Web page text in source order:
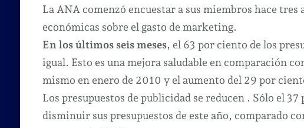
y
La ANA comenzó encuestar a sus miembros hace
económicas sobre el gasto de marketing.
En los últimos seis meses, el 63 por ciento de los
igual. Esto es una mejora saludable en comparación
mismo en enero de 2010 y el aumento del 29 por
Los presupuestos de publicidad se reducen . Sólo el
disminuir sus presupuestos de este año, comparado